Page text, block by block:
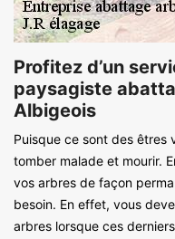
Profitez d’un
paysagiste
Albigeois
Puisque ce sont des êtres
tomber malade et mourir.
vos arbres de façon
besoin. En effet, vous
arbres lorsque ces